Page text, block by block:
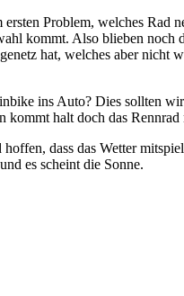
Problem, welches Rad
kommt. Also blieben noch
hat, welches aber
ins Auto? Dies sollten
kommt halt doch das
dass das Wetter
es scheint die Sonne.